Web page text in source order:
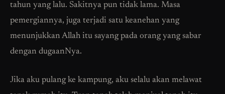
tahun yang lalu. Sakitnya pun tidak lama. Masa
pemergiannya, juga terjadi satu keanehan yang
menunjukkan Allah itu sayang pada orang yang sabar
dengan dugaanNya.
Jika aku pulang ke kampung, aku selalu akan melawat